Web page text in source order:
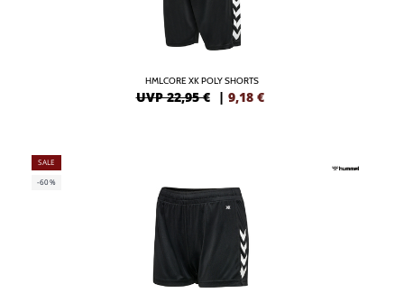
HMLCORE XK POLY SHORTS
UVP 22,95 € | 9,18 €
SALE
-60%